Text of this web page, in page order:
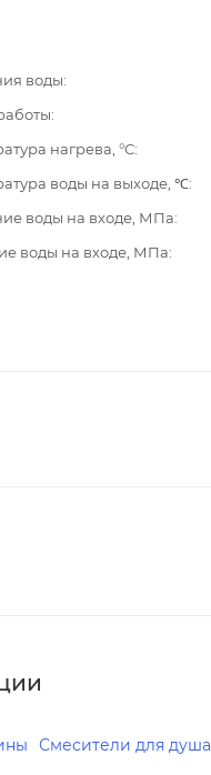
воды
нагрева, °C
воды на выходе, ℃
воды на входе, МПа
воды на входе, МПа
Смесители для душа